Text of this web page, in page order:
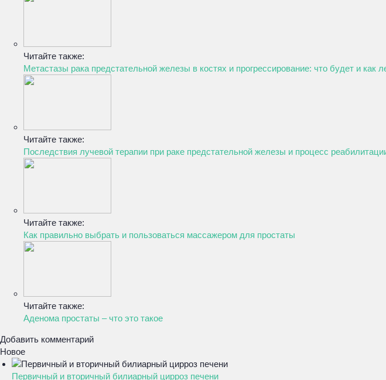
Читайте также:
Метастазы рака предстательной железы в костях и прогрессирование: что будет и как
Читайте также:
Последствия лучевой терапии при раке предстательной железы и процесс
Читайте также:
Как правильно выбрать и пользоваться массажером для простаты
Читайте также:
Аденома простаты – что это такое
Добавить комментарий
Новое
Первичный и вторичный билиарный цирроз печени